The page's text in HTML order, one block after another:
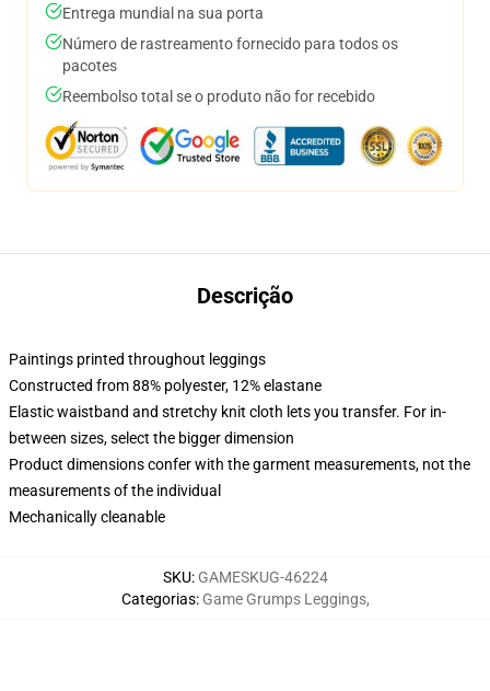
Entrega mundial na sua porta
Número de rastreamento fornecido para todos os
pacotes
Reembolso total se o produto não for recebido
Descrição
Paintings printed throughout leggings
Constructed from 88% polyester, 12% elastane
Elastic waistband and stretchy knit cloth lets you transfer. For in-
between sizes, select the bigger dimension
Product dimensions confer with the garment measurements, not the
measurements of the individual
Mechanically cleanable
SKU: GAMESKUG-46224
Categorias: Game Grumps Leggings,